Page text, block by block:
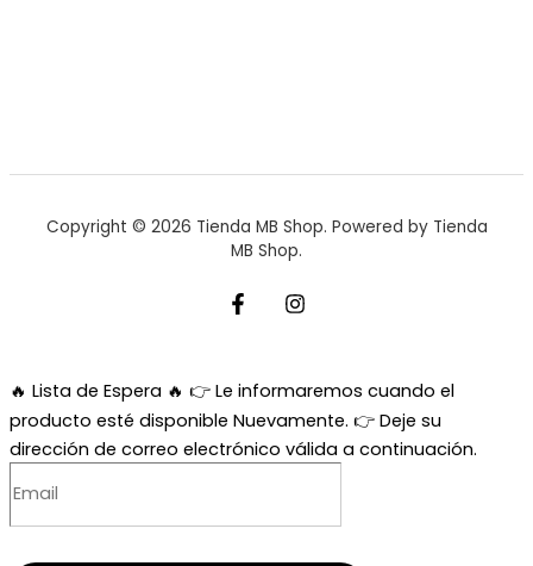
Copyright © 2026 Tienda MB Shop. Powered by Tienda
MB Shop.
🔥 Lista de Espera 🔥 👉 Le informaremos cuando el
producto esté disponible Nuevamente. 👉 Deje su
dirección de correo electrónico válida a continuación.